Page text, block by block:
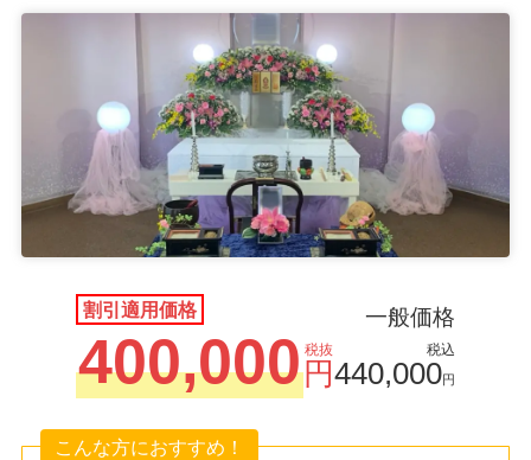
割引適用価格
400,000 税抜
円
一般価格
税込
440,000円
こんな方におすすめ！